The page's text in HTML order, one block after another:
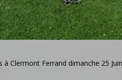
à Clermont Ferrand dimanche 25